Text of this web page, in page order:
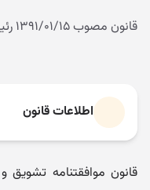
قانون مصوب ۱۳۹۱/۰۱/۱۵ رئیس جمهور
اطلاعات قانون
قانون موافقتنامه تشویق